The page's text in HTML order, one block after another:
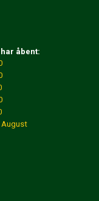
åbent:
August